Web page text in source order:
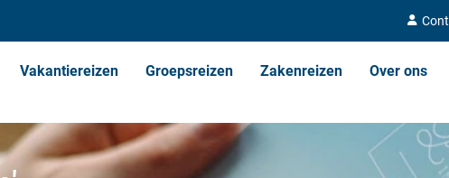
Vakantiereizen Groepsreizen Zakenreizen Over ons